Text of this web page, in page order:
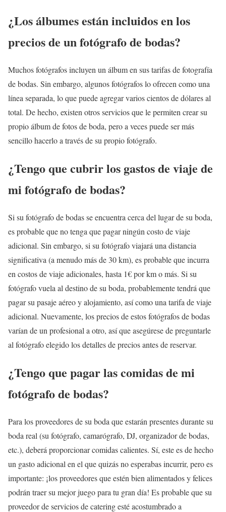
¿Los álbumes están incluidos en los
precios de un fotógrafo de bodas?
Muchos fotógrafos incluyen un álbum en sus tarifas de fotografía
de bodas. Sin embargo, algunos fotógrafos lo ofrecen como una
línea separada, lo que puede agregar varios cientos de dólares al
total. De hecho, existen otros servicios que le permiten crear su
propio álbum de fotos de boda, pero a veces puede ser más
sencillo hacerlo a través de su propio fotógrafo.
¿Tengo que cubrir los gastos de viaje de
mi fotógrafo de bodas?
Si su fotógrafo de bodas se encuentra cerca del lugar de su boda,
es probable que no tenga que pagar ningún costo de viaje
adicional. Sin embargo, si su fotógrafo viajará una distancia
significativa (a menudo más de 30 km), es probable que incurra
en costos de viaje adicionales, hasta 1€ por km o más. Si su
fotógrafo vuela al destino de su boda, probablemente tendrá que
pagar su pasaje aéreo y alojamiento, así como una tarifa de viaje
adicional. Nuevamente, los precios de estos fotógrafos de bodas
varían de un profesional a otro, así que asegúrese de preguntarle
al fotógrafo elegido los detalles de precios antes de reservar.
¿Tengo que pagar las comidas de mi
fotógrafo de bodas?
Para los proveedores de su boda que estarán presentes durante su
boda real (su fotógrafo, camarógrafo, DJ, organizador de bodas,
etc.), deberá proporcionar comidas calientes. Sí, este es de hecho
un gasto adicional en el que quizás no esperabas incurrir, pero es
importante: ¡los proveedores que estén bien alimentados y felices
podrán traer su mejor juego para tu gran día! Es probable que su
proveedor de servicios de catering esté acostumbrado a